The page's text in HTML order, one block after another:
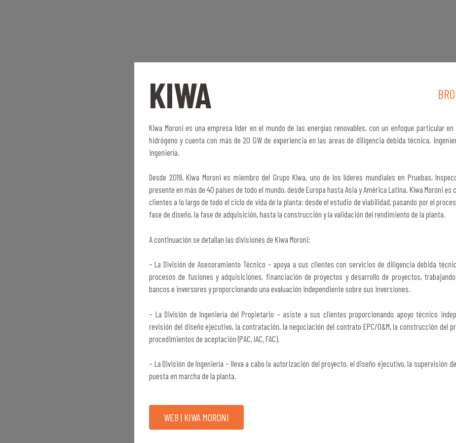
KIWA
Kiwa Moroni es una empresa líder en el mundo de las energías renovables, con un enfoque particular en
hidrógeno y cuenta con más de 20 GW de experiencia en las áreas de diligencia debida técnica,
ingeniería.
Desde 2019, Kiwa Moroni es miembro del Grupo Kiwa, uno de los líderes mundiales en Pruebas,
presente en más de 40 países de todo el mundo, desde Europa hasta Asia y América Latina. Kiwa Moroni
clientes a lo largo de todo el ciclo de vida de la planta: desde el estudio de viabilidad, pasando por el
fase de diseño, la fase de adquisición, hasta la construcción y la validación del rendimiento de la planta.
A continuación se detallan las divisiones de Kiwa Moroni:
– La División de Asesoramiento Técnico – apoya a sus clientes con servicios de diligencia debida
procesos de fusiones y adquisiciones, financiación de proyectos y desarrollo de proyectos,
bancos e inversores y proporcionando una evaluación independiente sobre sus inversiones.
– La División de Ingeniería del Propietario – asiste a sus clientes proporcionando apoyo técnico
revisión del diseño ejecutivo, la contratación, la negociación del contrato EPC/O&M, la construcción del
procedimientos de aceptación (PAC, IAC, FAC).
– La División de Ingeniería – lleva a cabo la autorización del proyecto, el diseño ejecutivo, la supervisión
puesta en marcha de la planta.
WEB | KIWA MORONI